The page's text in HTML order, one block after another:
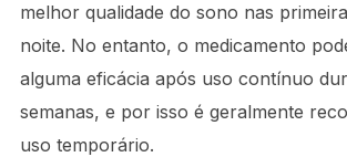
melhor qualidade do sono nas
noite. No entanto, o medicamento
alguma eficácia após uso contínuo
semanas, e por isso é geralmente
uso temporário.